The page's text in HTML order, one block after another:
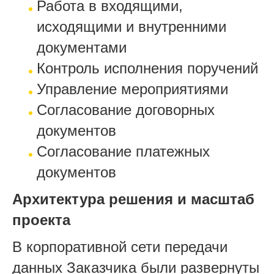
Работа в входящими,
исходящими и внутренними
документами
Контроль исполнения поручений
Управление мероприятиями
Согласование договорных
документов
Согласование платежных
документов
Архитектура решения и масштаб
проекта
В корпоративной сети передачи
данных Заказчика были развернуты